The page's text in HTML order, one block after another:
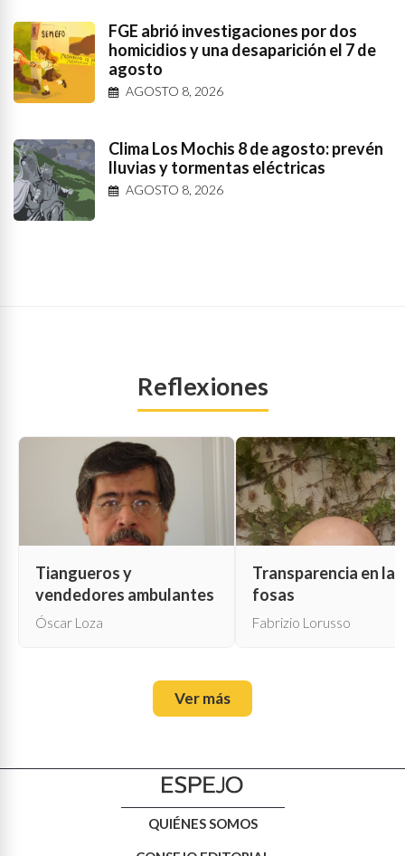
FGE abrió investigaciones por dos
homicidios y una desaparición el 7 de
agosto
AGOSTO 8, 2026
Clima Los Mochis 8 de agosto: prevén
lluvias y tormentas eléctricas
AGOSTO 8, 2026
Reflexiones
Tiangueros y
vendedores ambulantes
Óscar Loza
Transparencia en las
fosas
Fabrizio Lorusso
Ver más
QUIÉNES SOMOS